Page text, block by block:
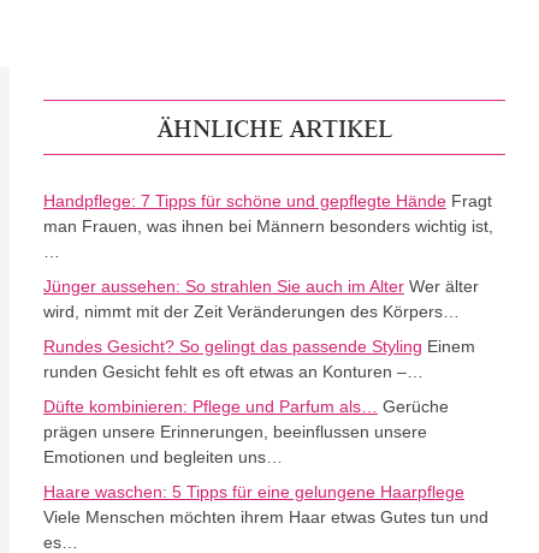
ÄHNLICHE ARTIKEL
Handpflege: 7 Tipps für schöne und gepflegte Hände Fragt
man Frauen, was ihnen bei Männern besonders wichtig ist,
Jünger aussehen: So strahlen Sie auch im Alter Wer älter
wird, nimmt mit der Zeit Veränderungen des Körpers…
Rundes Gesicht? So gelingt das passende Styling Einem
runden Gesicht fehlt es oft etwas an Konturen –…
Düfte kombinieren: Pflege und Parfum als…
Gerüche
prägen unsere Erinnerungen, beeinflussen unsere
Emotionen und begleiten uns…
Haare waschen: 5 Tipps für eine gelungene Haarpflege
Viele Menschen möchten ihrem Haar etwas Gutes tun und
es…